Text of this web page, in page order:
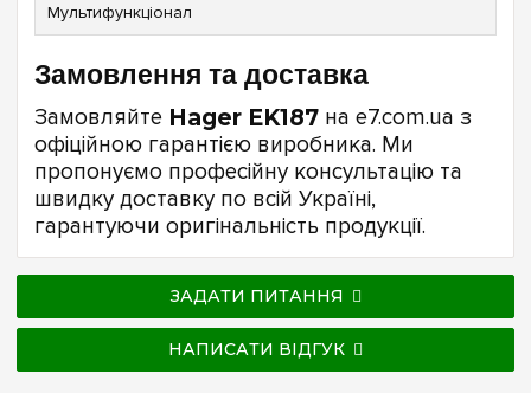
Мультифункціонал
Замовлення та доставка
Замовляйте Hager EK187 на e7.com.ua з
офіційною гарантією виробника. Ми
пропонуємо професійну консультацію та
швидку доставку по всій Україні,
гарантуючи оригінальність продукції.
ЗАДАТИ ПИТАННЯ
НАПИСАТИ ВІДГУК